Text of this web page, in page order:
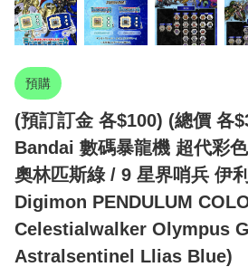
預購
(預訂訂金 各$100) (總價 各
Bandai 數碼暴龍機 超代彩
奧林匹斯綠 / 9 星界哨兵 伊
Digimon PENDULUM
Celestialwalker Olympus
Astralsentinel Llias Blue)